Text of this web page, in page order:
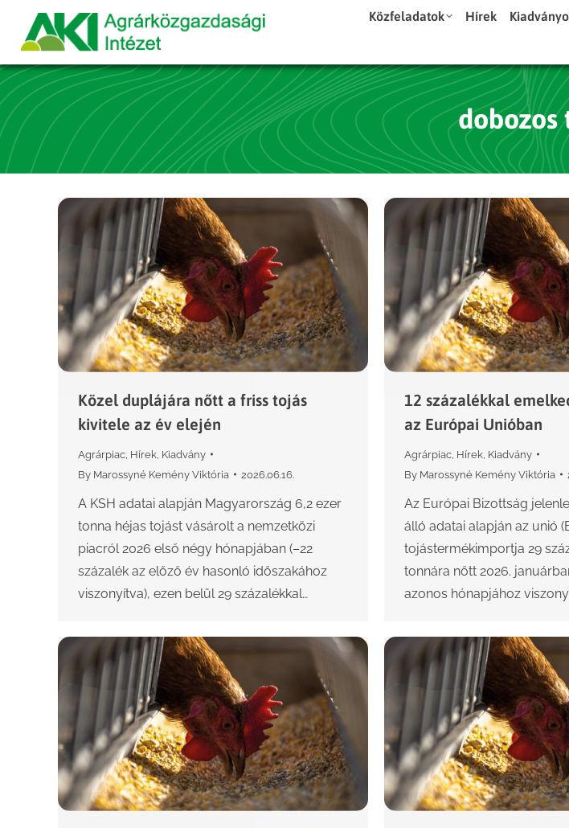
Közfeladatok Hírek
dobozos
Közel duplájára nőtt a friss tojás
kivitele az év elején
Agrárpiac Hírek Kiadvány
By Marossyné Kemény Viktória 2026.06.16.
A KSH adatai alapján Magyarország 6,2 ezer
tonna héjas tojást vásárolt a nemzetközi
piacról 2026 első négy hónapjában (–22
százalék az előző év hasonló időszakához
viszonyítva), ezen belül 29 százalékkal…
12 százalékkal
az Európai Unióban
Agrárpiac Hírek Kiadvány
By Marossyné Kemény Viktória
Az Európai Bizottság
álló adatai alapján az unió
tojástermékimportja 29
tonnára nőtt 2026.
azonos hónapjához